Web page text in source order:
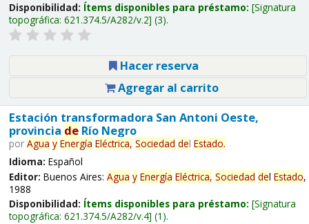
Disponibilidad: Ítems disponibles para préstamo: Signatura
topográfica: 621.374.5/A282/v.2 (3).
Hacer reserva
Agregar al carrito
Estación transformadora San Antoni Oeste,
provincia deRío Negro
por Agua y Energía Eléctrica, Sociedad del Estado.
Idioma: Español
Editor: Buenos Aires: Agua y Energía Eléctrica, Sociedad del Estado,
1988
Disponibilidad: Ítems disponibles para préstamo: Signatura
topográfica: 621.374.5/A282/v.4 (1).